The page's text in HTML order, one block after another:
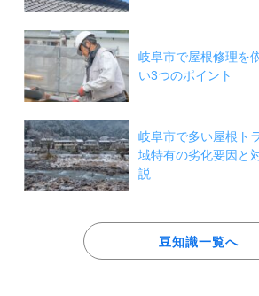
岐阜市で屋根修理を
い3つのポイント
岐阜市で多い屋根ト
域特有の劣化要因と
説
豆知識一覧へ